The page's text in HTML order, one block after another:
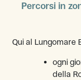
Percorsi in
Qui al Lungomare
ogni
della